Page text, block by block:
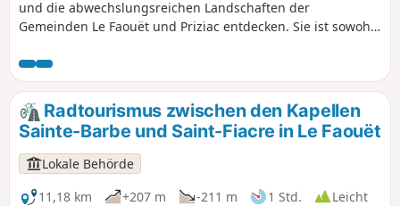
und die abwechslungsreichen Landschaften der
Gemeinden Le Faouët und Priziac entdecken. Sie ist sowohl
Sehenswürdigkeiten, wie die Markthallen aus dem 16.
Jahrhundert und das Museum von Le Faouët, das
Ökomuseum und die Hohlganganlage von Botquenven
sowie den Gerichtssaal in Priziac. Entlang der gesamten
Strecke erwarten Sie herrliche Ausblicke und Sie entdecken
auch religiöse Sehenswürdigkeiten, darunter die berühmte
Kapelle St. Fiacre mit ihrem Lettner. Eine ideale Route für
einen Ausflug mit der Familie oder mit Freunden.
Radtourismus zwischen den Kapellen
Sainte-Barbe und Saint-Fiacre in Le Faouët
Lokale Behörde
11,18 km
+207 m -211 m 1 Std.
Leicht